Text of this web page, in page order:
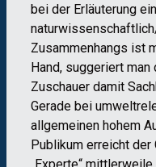
bei der Erläuterung
Zusammenhangs ist
Hand, suggeriert
Zuschauer damit
Gerade bei
allgemeinen hohem
Publikum erreicht